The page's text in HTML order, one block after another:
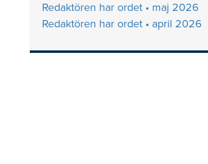
Redaktören har ordet • maj 2026
Redaktören har ordet • april 2026